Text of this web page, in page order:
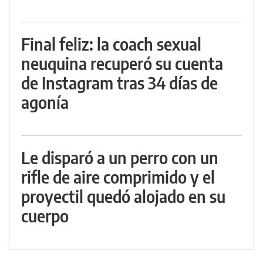
Final feliz: la coach sexual
neuquina recuperó su cuenta
de Instagram tras 34 días de
agonía
Le disparó a un perro con un
rifle de aire comprimido y el
proyectil quedó alojado en su
cuerpo